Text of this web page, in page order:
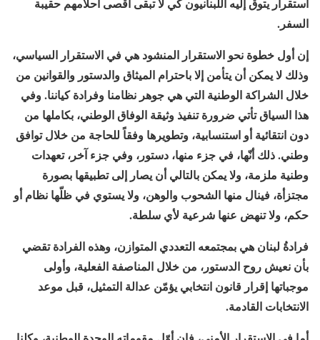
استقرار يتوق إليه اللبنانيون كي لا تبقى أقصى أحلامهم حقيبة
السفر.
إن أول خطوة نحو الاستقرار المنشود هي في الاستقرار السياسي،
وذلك لا يمكن أن يتأمن إلا باحترام الميثاق والدستور والقوانين من
خلال الشراكة الوطنية التي هي جوهر نظامنا وفرادة كياننا. وفي
هذا السياق تأتي ضرورة تنفيذ وثيقة الوفاق الوطني، بكاملها من
دون انتقائية أو استنسابية، وتطويرها وفقاً للحاجة من خلال توافق
وطني. ذلك أنّها، في جزء منها، دستور، وفي جزء آخر، تعهدات
وطنية ملزمة، ولا يمكن بالتالي أن يصار إلى تطبيقها بصورة
مجتزأة، فينال منها الشحوب والوهن، ولا يستوي في ظلّها نظام أو
حكم، ولا تنهض عنها شرعية لأي سلطة.
فرادةُ لبنان هي بمجتمعه التعددي المتوازن، وهذه الفرادة تقضي
بأن نعيش روح الدستور، من خلال المناصفة الفعلية، وأولى
موجباتها إقرار قانون انتخابي يؤمّن عدالة التمثيل، قبل موعد
الانتخابات القادمة.